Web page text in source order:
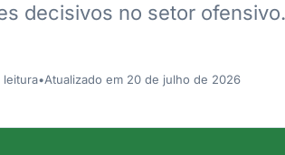
decisivos no setor
leitura•Atualizado em 20 de julho de 2026